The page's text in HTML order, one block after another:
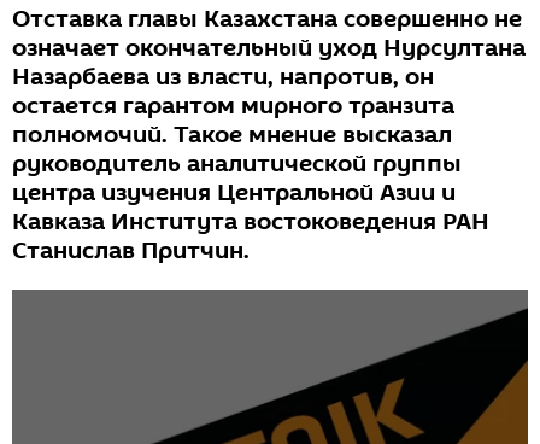
Отставка главы Казахстана совершенно не
означает окончательный уход Нурсултана
Назарбаева из власти, напротив, он
остается гарантом мирного транзита
полномочий. Такое мнение высказал
руководитель аналитической группы
центра изучения Центральной Азии и
Кавказа Института востоковедения РАН
Станислав Притчин.